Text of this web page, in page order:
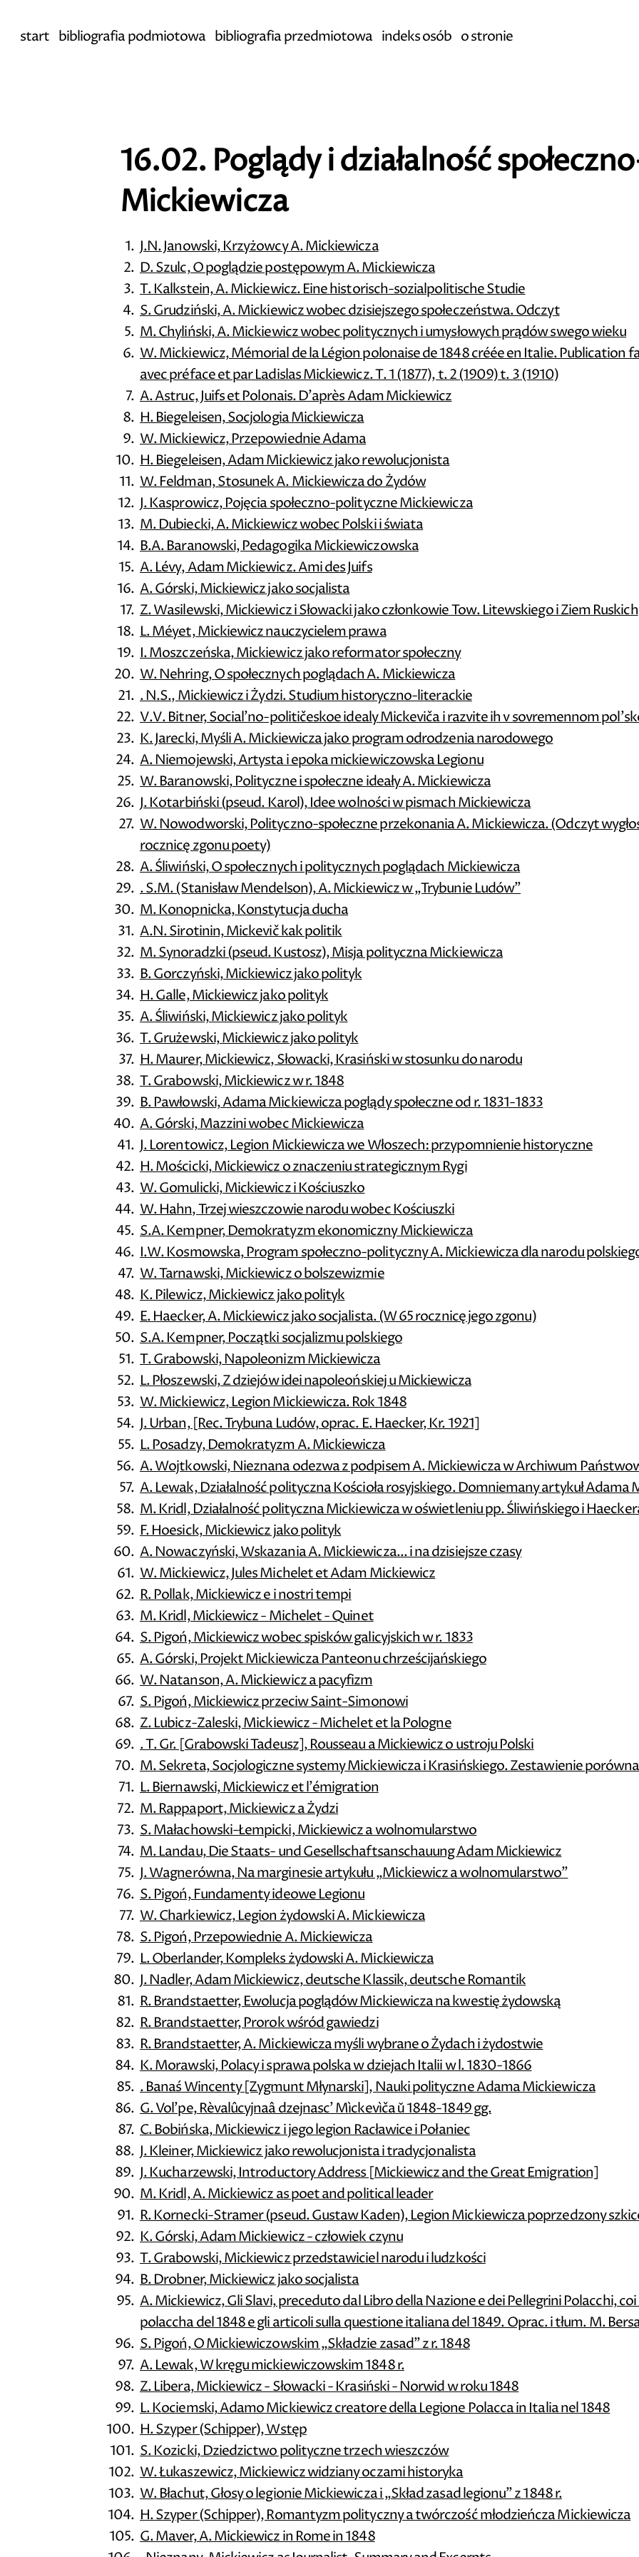
start bibliografia podmiotowa bibliografia przedmiotowa indeks osób o stronie
16.02. Poglądy i działalność
Mickiewicza
J.N. Janowski, Krzyżowcy A. Mickiewicza
D. Szulc, O poglądzie postępowym A. Mickiewicza
T. Kalkstein, A. Mickiewicz. Eine historisch-sozialpolitische Studie
S. Grudziński, A. Mickiewicz wobec dzisiejszego społeczeństwa. Odczyt
M. Chyliński, A. Mickiewicz wobec politycznych i umysłowych prądów swego wieku
W. Mickiewicz, Mémorial de la Légion polonaise de 1848 créée en Italie. Publication
avec préface et par Ladislas Mickiewicz. T. 1 (1877), t. 2 (1909) t. 3 (1910)
A. Astruc, Juifs et Polonais. D'après Adam Mickiewicz
H. Biegeleisen, Socjologia Mickiewicza
W. Mickiewicz, Przepowiednie Adama
H. Biegeleisen, Adam Mickiewicz jako rewolucjonista
W. Feldman, Stosunek A. Mickiewicza do Żydów
J. Kasprowicz, Pojęcia społeczno-polityczne Mickiewicza
M. Dubiecki, A. Mickiewicz wobec Polski i świata
B.A. Baranowski, Pedagogika Mickiewiczowska
A. Lévy, Adam Mickiewicz. Ami des Juifs
A. Górski, Mickiewicz jako socjalista
Z. Wasilewski, Mickiewicz i Słowacki jako członkowie Tow. Litewskiego i Ziem Ruskich
L. Méyet, Mickiewicz nauczycielem prawa
I. Moszczeńska, Mickiewicz jako reformator społeczny
W. Nehring, O społecznych poglądach A. Mickiewicza
. N.S., Mickiewicz i Żydzi. Studium historyczno-literackie
V.V. Bitner, Social'no-političeskoe idealy Mickeviča i razvite ih v sovremennom
K. Jarecki, Myśli A. Mickiewicza jako program odrodzenia narodowego
A. Niemojewski, Artysta i epoka mickiewiczowska Legionu
W. Baranowski, Polityczne i społeczne ideały A. Mickiewicza
J. Kotarbiński (pseud. Karol), Idee wolności w pismach Mickiewicza
W. Nowodworski, Polityczno-społeczne przekonania A. Mickiewicza. (Odczyt
rocznicę zgonu poety)
A. Śliwiński, O społecznych i politycznych poglądach Mickiewicza
. S.M. (Stanisław Mendelson), A. Mickiewicz w „Trybunie Ludów”
M. Konopnicka, Konstytucja ducha
A.N. Sirotinin, Mickevič kak politik
M. Synoradzki (pseud. Kustosz), Misja polityczna Mickiewicza
B. Gorczyński, Mickiewicz jako polityk
H. Galle, Mickiewicz jako polityk
A. Śliwiński, Mickiewicz jako polityk
T. Grużewski, Mickiewicz jako polityk
H. Maurer, Mickiewicz, Słowacki, Krasiński w stosunku do narodu
T. Grabowski, Mickiewicz w r. 1848
B. Pawłowski, Adama Mickiewicza poglądy społeczne od r. 1831-1833
A. Górski, Mazzini wobec Mickiewicza
J. Lorentowicz, Legion Mickiewicza we Włoszech: przypomnienie historyczne
H. Mościcki, Mickiewicz o znaczeniu strategicznym Rygi
W. Gomulicki, Mickiewicz i Kościuszko
W. Hahn, Trzej wieszczowie narodu wobec Kościuszki
S.A. Kempner, Demokratyzm ekonomiczny Mickiewicza
I.W. Kosmowska, Program społeczno-polityczny A. Mickiewicza dla narodu
W. Tarnawski, Mickiewicz o bolszewizmie
K. Pilewicz, Mickiewicz jako polityk
E. Haecker, A. Mickiewicz jako socjalista. (W 65 rocznicę jego zgonu)
S.A. Kempner, Początki socjalizmu polskiego
T. Grabowski, Napoleonizm Mickiewicza
L. Płoszewski, Z dziejów idei napoleońskiej u Mickiewicza
W. Mickiewicz, Legion Mickiewicza. Rok 1848
J. Urban, [Rec. Trybuna Ludów, oprac. E. Haecker, Kr. 1921]
L. Posadzy, Demokratyzm A. Mickiewicza
A. Wojtkowski, Nieznana odezwa z podpisem A. Mickiewicza w Archiwum
A. Lewak, Działalność polityczna Kościoła rosyjskiego. Domniemany artykuł Adama
M. Kridl, Działalność polityczna Mickiewicza w oświetleniu pp. Śliwińskiego i
F. Hoesick, Mickiewicz jako polityk
A. Nowaczyński, Wskazania A. Mickiewicza... i na dzisiejsze czasy
W. Mickiewicz, Jules Michelet et Adam Mickiewicz
R. Pollak, Mickiewicz e i nostri tempi
M. Kridl, Mickiewicz - Michelet - Quinet
S. Pigoń, Mickiewicz wobec spisków galicyjskich w r. 1833
A. Górski, Projekt Mickiewicza Panteonu chrześcijańskiego
W. Natanson, A. Mickiewicz a pacyfizm
S. Pigoń, Mickiewicz przeciw Saint-Simonowi
Z. Lubicz-Zaleski, Mickiewicz - Michelet et la Pologne
. T. Gr. [Grabowski Tadeusz], Rousseau a Mickiewicz o ustroju Polski
M. Sekreta, Socjologiczne systemy Mickiewicza i Krasińskiego. Zestawienie
L. Biernawski, Mickiewicz et l'émigration
M. Rappaport, Mickiewicz a Żydzi
S. Małachowski-Łempicki, Mickiewicz a wolnomularstwo
M. Landau, Die Staats- und Gesellschaftsanschauung Adam Mickiewicz
J. Wagnerówna, Na marginesie artykułu „Mickiewicz a wolnomularstwo”
S. Pigoń, Fundamenty ideowe Legionu
W. Charkiewicz, Legion żydowski A. Mickiewicza
S. Pigoń, Przepowiednie A. Mickiewicza
L. Oberlander, Kompleks żydowski A. Mickiewicza
J. Nadler, Adam Mickiewicz, deutsche Klassik, deutsche Romantik
R. Brandstaetter, Ewolucja poglądów Mickiewicza na kwestię żydowską
R. Brandstaetter, Prorok wśród gawiedzi
R. Brandstaetter, A. Mickiewicza myśli wybrane o Żydach i żydostwie
K. Morawski, Polacy i sprawa polska w dziejach Italii w l. 1830-1866
. Banaś Wincenty [Zygmunt Młynarski], Nauki polityczne Adama Mickiewicza
G. Vol'pe, Rèvalûcyjnaâ dzejnasc’ Mìckevìča ǔ 1848-1849 gg.
C. Bobińska, Mickiewicz i jego legion Racławice i Połaniec
J. Kleiner, Mickiewicz jako rewolucjonista i tradycjonalista
J. Kucharzewski, Introductory Address [Mickiewicz and the Great Emigration]
M. Kridl, A. Mickiewicz as poet and political leader
R. Kornecki-Stramer (pseud. Gustaw Kaden), Legion Mickiewicza poprzedzony
K. Górski, Adam Mickiewicz - człowiek czynu
T. Grabowski, Mickiewicz przedstawiciel narodu i ludzkości
B. Drobner, Mickiewicz jako socjalista
A. Mickiewicz, Gli Slavi, preceduto dal Libro della Nazione e dei Pellegrini Polacchi,
polaccha del 1848 e gli articoli sulla questione italiana del 1849. Oprac. i tłum. M.
S. Pigoń, O Mickiewiczowskim „Składzie zasad” z r. 1848
A. Lewak, W kręgu mickiewiczowskim 1848 r.
Z. Libera, Mickiewicz - Słowacki - Krasiński - Norwid w roku 1848
L. Kociemski, Adamo Mickiewicz creatore della Legione Polacca in Italia nel 1848
H. Szyper (Schipper), Wstęp
S. Kozicki, Dziedzictwo polityczne trzech wieszczów
W. Łukaszewicz, Mickiewicz widziany oczami historyka
W. Błachut, Głosy o legionie Mickiewicza i „Skład zasad legionu” z 1848 r.
H. Szyper (Schipper), Romantyzm polityczny a twórczość młodzieńcza Mickiewicza
G. Maver, A. Mickiewicz in Rome in 1848